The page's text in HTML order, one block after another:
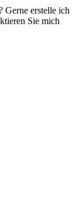
Gerne erstelle ich
Sie mich